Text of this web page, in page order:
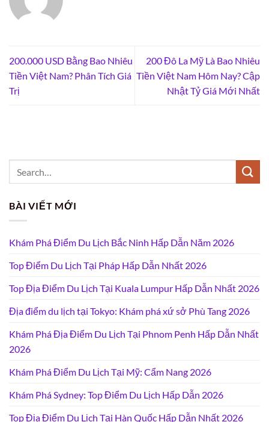
200.000 USD Bằng Bao Nhiêu
Tiền Việt Nam? Phân Tích Giá
Trị
200 Đô La Mỹ Là Bao Nhiêu
Tiền Việt Nam Hôm Nay? Cập
Nhật Tỷ Giá Mới Nhất
BÀI VIẾT MỚI
Khám Phá Điểm Du Lịch Bắc Ninh Hấp Dẫn Năm 2026
Top Điểm Du Lịch Tại Pháp Hấp Dẫn Nhất 2026
Top Địa Điểm Du Lịch Tại Kuala Lumpur Hấp Dẫn Nhất 2026
Địa điểm du lịch tại Tokyo: Khám phá xứ sở Phù Tang 2026
Khám Phá Địa Điểm Du Lịch Tại Phnom Penh Hấp Dẫn Nhất
2026
Khám Phá Điểm Du Lịch Tại Mỹ: Cẩm Nang 2026
Khám Phá Sydney: Top Điểm Du Lịch Hấp Dẫn 2026
Top Địa Điểm Du Lịch Tại Hàn Quốc Hấp Dẫn Nhất 2026